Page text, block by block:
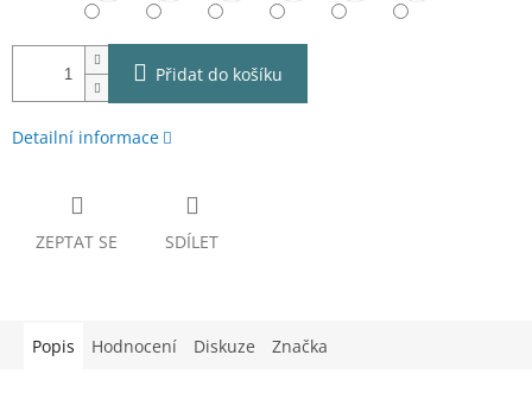
Přidat do košíku
Detailní informace
ZEPTAT SE SDÍLET
Popis Hodnocení Diskuze Značka